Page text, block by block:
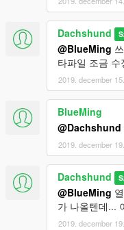
Dachshund
@BlueMing
타파일 조금
2019. december 15.
BlueMing
@Dachshund
2019. december 19.
Dachshund
@BlueMing
가 나올텐데...
2019. december 19.